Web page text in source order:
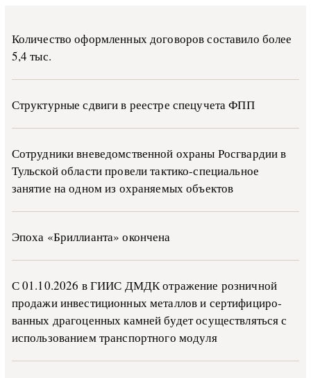
Количество оформленных договоров составило более
5,4 тыс.
Структурные сдвиги в реестре спецучета ФПП
Сотрудники вневедомственной охраны Росгвардии в
Тульской области провели тактико-специальное
занятие на одном из охраняемых объектов
Эпоха «Бриллианта» окончена
С 01.10.2026 в ГИИС ДМДК от­ра­же­ние роз­ни­ч­ной
про­да­жи ин­ве­сти­ци­он­ных ме­тал­лов и сер­ти­фи­ци­ро­
ван­ных дра­го­цен­ных ка­м­ней бу­дет осу­ще­ств­лять­ся с
ис­поль­зо­ва­ни­ем тран­с­пор­т­но­го мо­ду­ля